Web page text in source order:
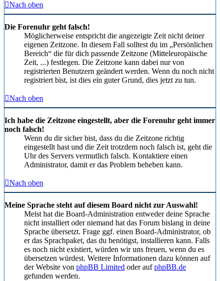
Nach oben
Die Forenuhr geht falsch!
Möglicherweise entspricht die angezeigte Zeit nicht deiner
eigenen Zeitzone. In diesem Fall solltest du im „Persönlichen
Bereich“ die für dich passende Zeitzone (Mitteleuropäische
Zeit, ...) festlegen. Die Zeitzone kann dabei nur von
registrierten Benutzern geändert werden. Wenn du noch nicht
registriert bist, ist dies ein guter Grund, dies jetzt zu tun.
Nach oben
Ich habe die Zeitzone eingestellt, aber die Forenuhr geht immer
noch falsch!
Wenn du dir sicher bist, dass du die Zeitzone richtig
eingestellt hast und die Zeit trotzdem noch falsch ist, geht die
Uhr des Servers vermutlich falsch. Kontaktiere einen
Administrator, damit er das Problem beheben kann.
Nach oben
Meine Sprache steht auf diesem Board nicht zur Auswahl!
Meist hat die Board-Administration entweder deine Sprache
nicht installiert oder niemand hat das Forum bislang in deine
Sprache übersetzt. Frage ggf. einen Board-Administrator, ob
er das Sprachpaket, das du benötigst, installieren kann. Falls
es noch nicht existiert, würden wir uns freuen, wenn du es
übersetzen würdest. Weitere Informationen dazu können auf
der Website von phpBB Limited oder aufphpBB.de
gefunden werden.